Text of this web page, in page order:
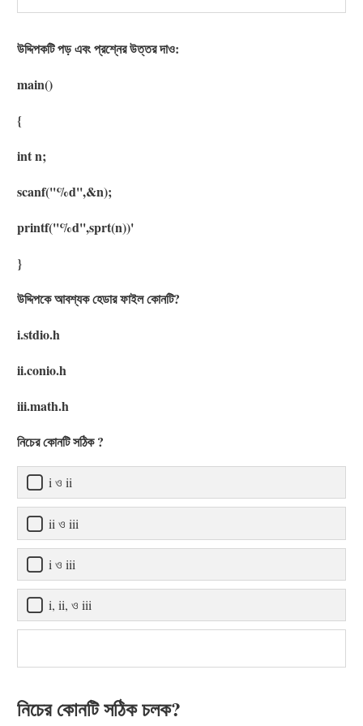
উদ্দিপকটি পড় এবং প্রশ্নের উত্তর দাও:
main()
{
int n;
scanf(''%d'',&n);
printf(''%d'',sprt(n))'
}
উদ্দিপকে আবশ্যক হেডার ফাইল কোনটি?
i.stdio.h
ii.conio.h
iii.math.h
নিচের কোনটি সঠিক ?
i ও ii
ii ও iii
i ও iii
i, ii, ও iii
নিচের কোনটি সঠিক চলক?